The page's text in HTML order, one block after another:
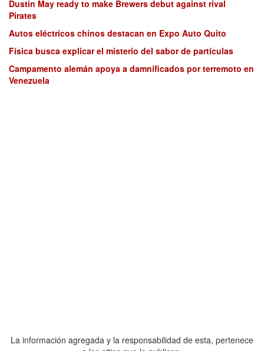
Dustin May ready to make Brewers debut against rival
Pirates
Autos eléctricos chinos destacan en Expo Auto Quito
Física busca explicar el misterio del sabor de partículas
Campamento alemán apoya a damnificados por terremoto en
Venezuela
La información agregada y la responsabilidad de esta, pertenece